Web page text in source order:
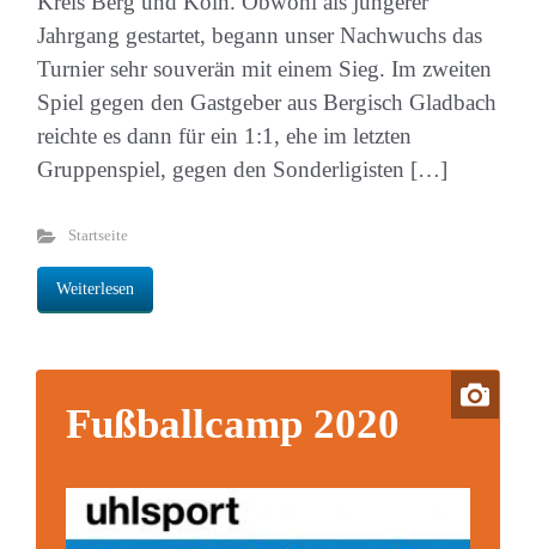
Jahrgang gestartet, begann unser Nachwuchs das
Turnier sehr souverän mit einem Sieg. Im zweiten
Spiel gegen den Gastgeber aus Bergisch Gladbach
reichte es dann für ein 1:1, ehe im letzten
Gruppenspiel, gegen den Sonderligisten […]
Startseite
Weiterlesen
Fußballcamp 2020